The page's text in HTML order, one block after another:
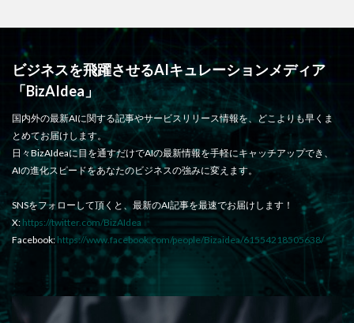
ビジネスを飛躍させるAIキュレーションメディア
「BizAIdea」
国内外の最新AIに関する記事やサービスリリース情報を、どこよりも早くま
とめてお届けします。
日々BizAIdeaに目を通すだけでAIの最新情報を手軽にキャッチアップでき、
AIの進化スピードをあなたのビジネスの強みに変えます。
SNSをフォローして頂くと、最新のAI記事を最速でお届けします！
X: https://twitter.com/BizAIdea
Facebook: https://www.facebook.com/people/Bizaidea/61554218505638/